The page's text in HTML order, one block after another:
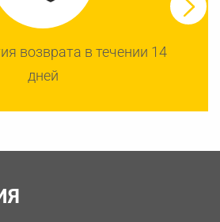
возврата в течении 14
дней